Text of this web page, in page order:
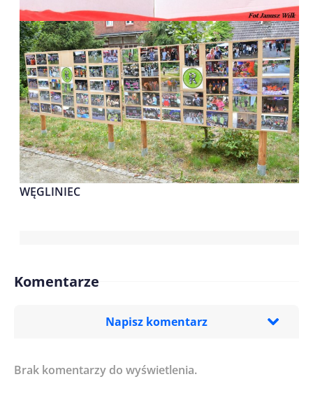
WĘGLINIEC
Komentarze
Napisz komentarz
Imię/ Nick*
Brak komentarzy do wyświetlenia.